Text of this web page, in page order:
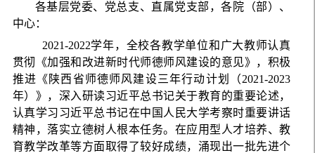
各基层党委、党总支、直属党支部，各院（部）、
中心：
2021-2022学年，全校各教学单位和广大教师认真
贯彻《加强和改进新时代师德师风建设的意见》，积极
推进《陕西省师德师风建设三年行动计划（2021-2023
年）》，深入研读习近平总书记关于教育的重要论述，
认真学习习近平总书记在中国人民大学考察时重要讲话
精神， 落实立德树人根本任务。在应用型人才培养、教
育教学改革等方面取得了较好成绩，涌现出一批先进个